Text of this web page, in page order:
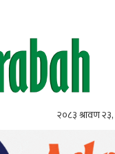
२०८३ श्रावण २३,